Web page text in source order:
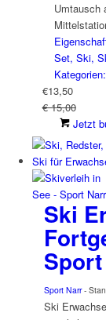
Umtausch
Set, Ski,
€13,50
€ 15,00
Jetzt
Ski
Sport Narr-
Ski